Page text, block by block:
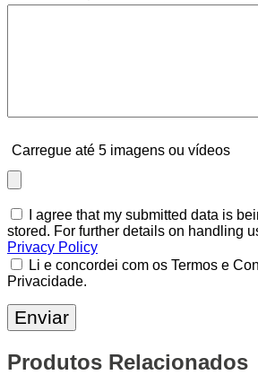
Carregue até 5 imagens ou vídeos
I agree that my submitted data is
stored. For further details on handling
Privacy Policy
Li e concordei com os Termos e
Privacidade.
Produtos Relacionados